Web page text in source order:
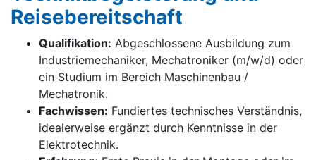
Reisebereitschaft
Qualifikation: Abgeschlossene Ausbildung zum
Industriemechaniker, Mechatroniker (m/w/d) oder
ein Studium im Bereich Maschinenbau /
Mechatronik.
Fachwissen: Fundiertes technisches Verständnis,
idealerweise ergänzt durch Kenntnisse in der
Elektrotechnik.